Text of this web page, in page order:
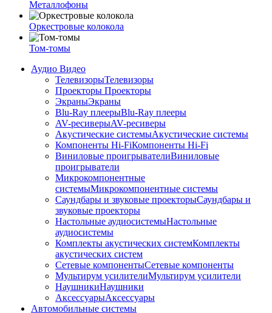
Металлофоны
Оркестровые колокола
Том-томы
Аудио Видео
ТелевизорыТелевизоры
Проекторы Проекторы
ЭкраныЭкраны
Blu-Ray плеерыBlu-Ray плееры
AV-ресиверыAV-ресиверы
Акустические системыАкустические системы
Компоненты Hi-FiКомпоненты Hi-Fi
Виниловые проигрывателиВиниловые
проигрыватели
Микрокомпонентные
системыМикрокомпонентные системы
Саундбары и звуковые проекторыСаундбары и
звуковые проекторы
Настольные аудиосистемыНастольные
аудиосистемы
Комплекты акустических системКомплекты
акустических систем
Сетевые компонентыСетевые компоненты
Мультирум усилителиМультирум усилители
НаушникиНаушники
АксессуарыАксессуары
Автомобильные системы